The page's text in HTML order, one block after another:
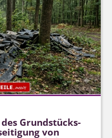
Grundstücks­
von